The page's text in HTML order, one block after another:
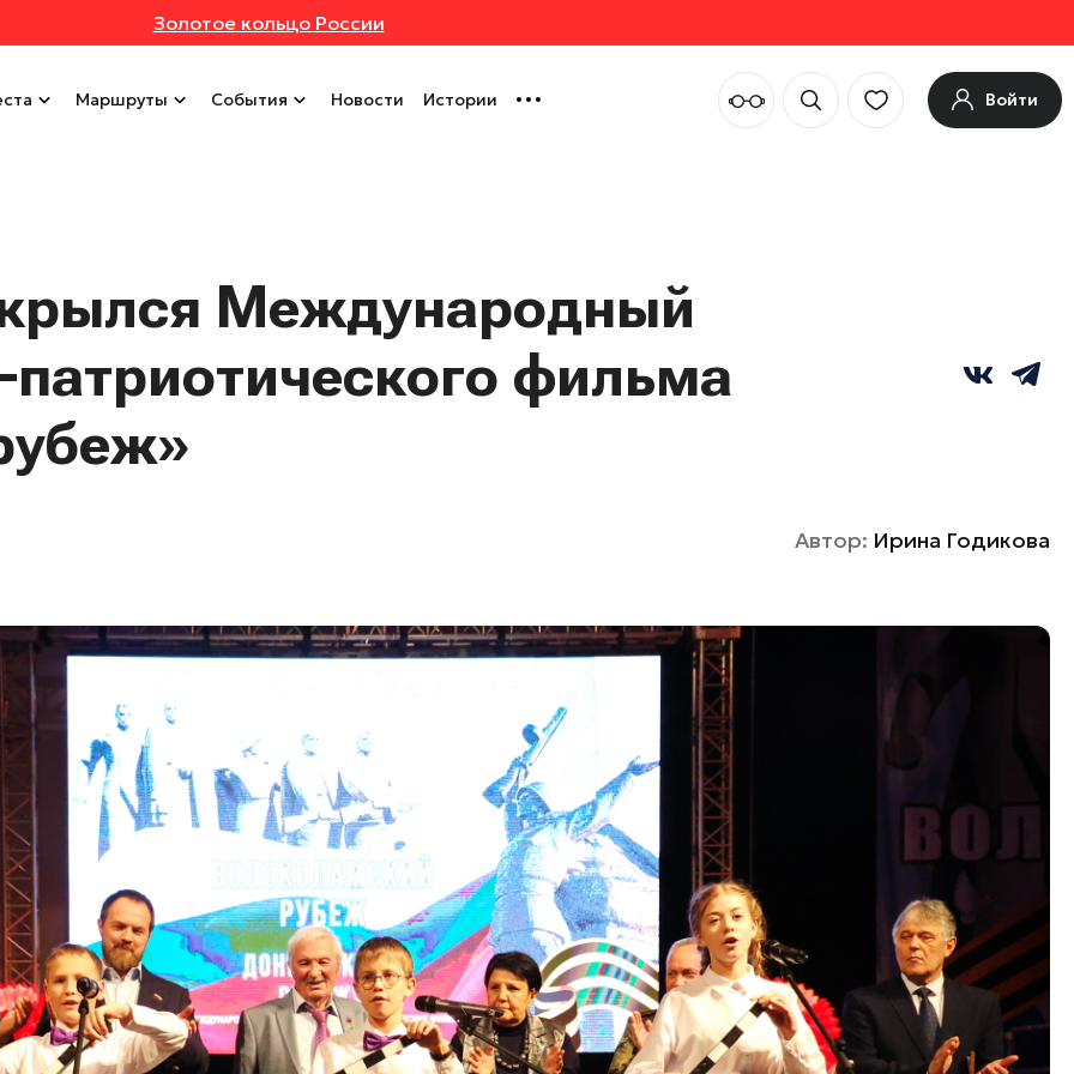
Золотое кольцо России
Маршруты События Новости Истории Войти
Международный
фильма
Автор: Ирина Годикова